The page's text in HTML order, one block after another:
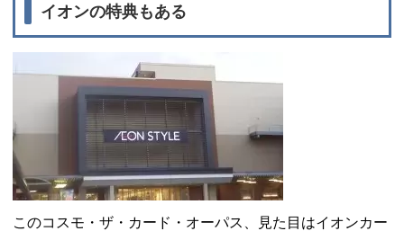
イオンの特典もある
このコスモ・ザ・カード・オーパス、見た目はイオンカー